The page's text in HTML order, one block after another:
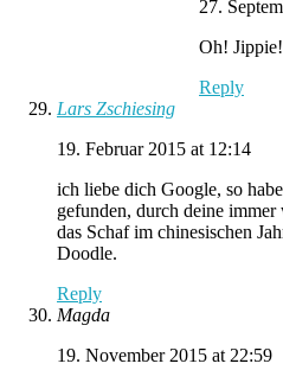
27.
Oh! Jippie!
Reply
Lars Zschiesing
19. Februar 2015 at 12:14
ich liebe dich Google, so
gefunden, durch deine
das Schaf im chinesischen
Doodle.
Reply
Magda
19. November 2015 at 22:59